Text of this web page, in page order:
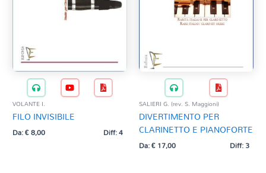
VOLANTE I.
FILO INVISIBILE
Da:€8,00 Diff: 4
SALIERI G. (rev. S. Maggioni)
DIVERTIMENTO PER
CLARINETTO E PIANOFORTE
Da:€17,00 Diff: 3